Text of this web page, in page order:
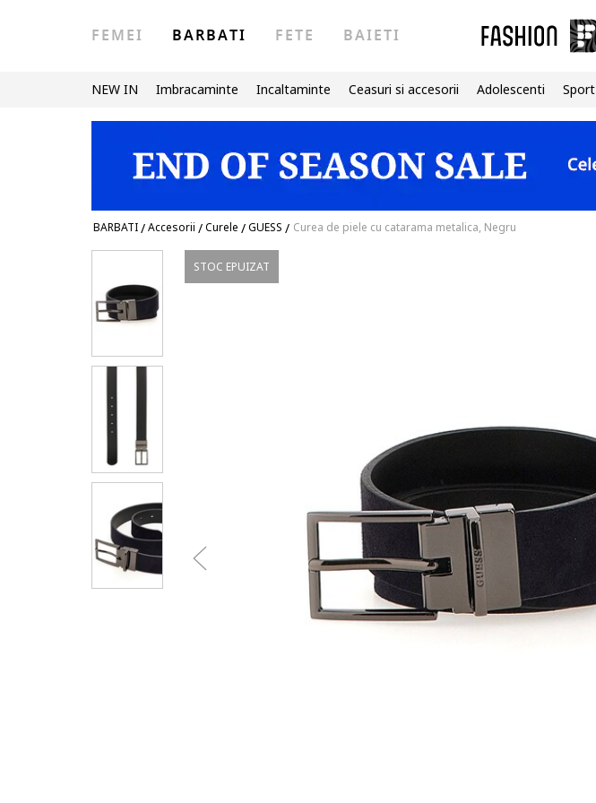
FEMEI BARBATI FETE BAIETI
NEW IN Imbracaminte Incaltaminte Ceasuri si accesorii Adolescenti Sport
BARBATI/Accesorii /Curele /GUESS / Curea de piele cu catarama metalica, Negru
STOC EPUIZAT